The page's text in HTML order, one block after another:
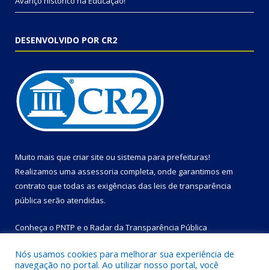
DESENVOLVIDO POR CR2
Muito mais que criar site ou sistema para prefeituras!
Realizamos uma assessoria completa, onde garantimos em
contrato que todas as exigências das leis de transparência
pública serão atendidas.
Conheça o PNTP e o Radar da Transparência Pública
Nós usamos cookies para melhorar sua experiência de
navegação no portal. Ao utilizar nosso portal, você